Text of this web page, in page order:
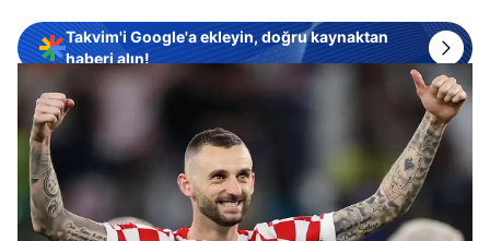
Takvim'i Google'a ekleyin, doğru kaynaktan
haberi alın!